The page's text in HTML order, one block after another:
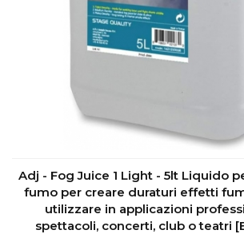
Adj - Fog Juice 1 Light - 5lt Liquido
fumo per creare duraturi effetti
utilizzare in applicazioni
spettacoli, concerti, club o teatri